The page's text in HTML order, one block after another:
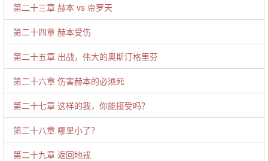
第二十三章 赫本 vs 帝罗天
第二十四章 赫本受伤
第二十五章 出战，伟大的奥斯汀格里芬
第二十六章 伤害赫本的必须死
第二十七章 这样的我，你能接受吗？
第二十八章 哪里小了？
第二十九章 返回地戎